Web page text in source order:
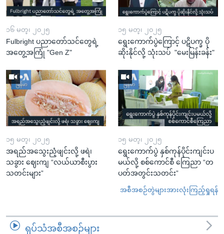
၁၆ မတ္၊ ၂၀၂၅
Fulbright ပညာတော်သင်တွေရဲ့
အတွေ့အကြုံ "Gen Z"
၁၅ မတ္၊ ၂၀၂၅
ရွေးကောက်ပွဲကြောင့် ပဋိပက္ခ ပို
ဆိုးနိုင်လို့ သုံးသပ် "မေးမြန်းခန်း"
၁၅ မတ္၊ ၂၀၂၅
အရည်အသွေးညံ့ဖျင်းလို့ ဖရဲ၊
သခွား ဈေးကျ “လယ်ယာစီးပွား
သတင်းများ”
၁၅ မတ္၊ ၂၀၂၅
ရွေးကောက်ပွဲ နှစ်ကုန်ပိုင်းကျင်းပ
မယ်လို့ စစ်ကောင်စီ ကြေညာ “တ
ပတ်အတွင်းသတင်း”
အစီအစဉ်တွဲများအားလုံးကြည့်ရှုရန်
ရုပ်သံအစီအစဉ်များ